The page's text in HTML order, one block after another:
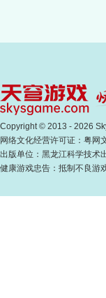
Copyright © 2013 - 2026
网络文化经营许可证：粤
出版单位：黑龙江科学技术
健康游戏忠告：抵制不良游